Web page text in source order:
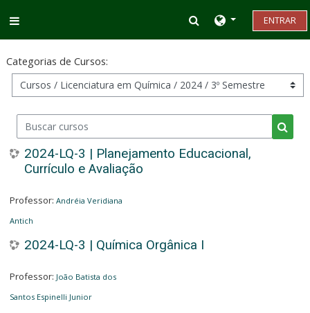
Alternar entrada
ENTRAR
Categorias de Cursos:
Buscar cursos
2024-LQ-3 | Planejamento Educacional,
Currículo e Avaliação
Professor: Andréia Veridiana
Antich
2024-LQ-3 | Química Orgânica I
Professor: João Batista dos
Santos Espinelli Junior